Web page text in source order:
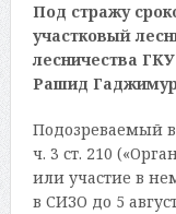
Под стражу
участковый
лесничества
Рашид
Подозреваемый
ч. 3 ст. 210
или участие в
в СИЗО до 5